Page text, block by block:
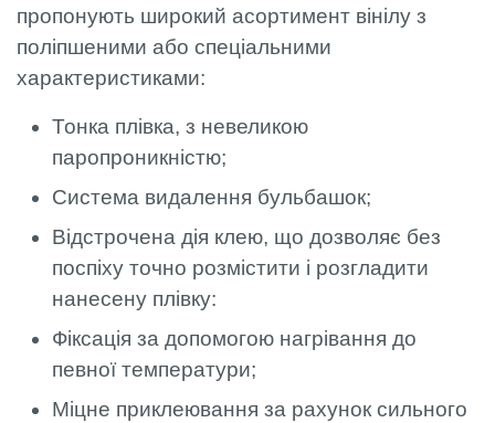
пропонують широкий асортимент вінілу з
поліпшеними або спеціальними
характеристиками:
Тонка плівка, з невеликою
паропроникністю;
Система видалення бульбашок;
Відстрочена дія клею, що дозволяє без
поспіху точно розмістити і розгладити
нанесену плівку:
Фіксація за допомогою нагрівання до
певної температури;
Міцне приклеювання за рахунок сильного